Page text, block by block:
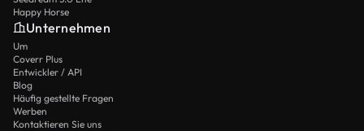
Happy Horse
Unternehmen
Um
Coverr Plus
Entwickler / API
Blog
Häufig gestellte Fragen
Werben
Kontaktieren Sie uns